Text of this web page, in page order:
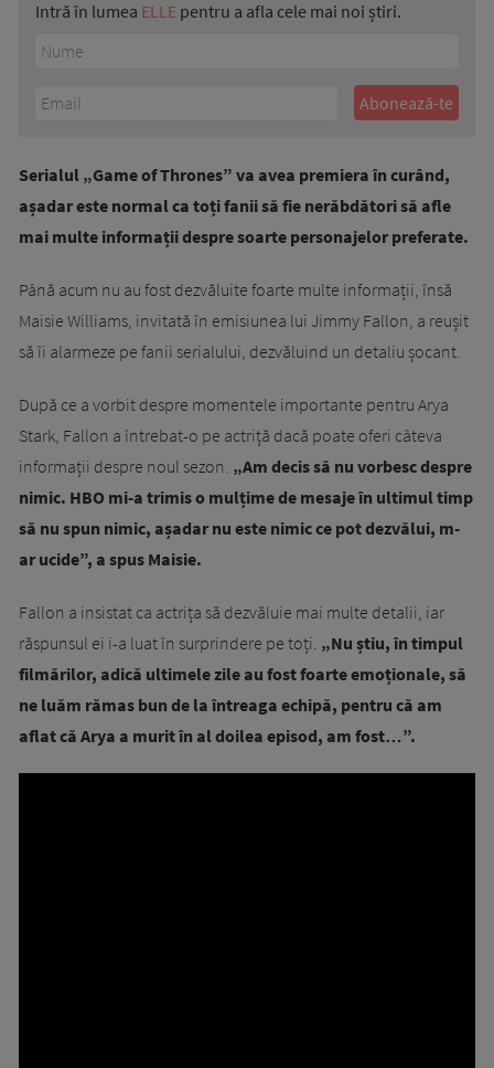
Intră în lumea ELLE pentru a afla cele mai noi știri.
Serialul „Game of Thrones” va avea premiera în curând,
așadar este normal ca toți fanii să fie nerăbdători să afle
mai multe informații despre soarte personajelor preferate.
Până acum nu au fost dezvăluite foarte multe informații, însă
Maisie Williams, invitată în emisiunea lui Jimmy Fallon, a reușit
să îi alarmeze pe fanii serialului, dezvăluind un detaliu șocant.
După ce a vorbit despre momentele importante pentru Arya
Stark, Fallon a întrebat-o pe actriță dacă poate oferi câteva
informații despre noul sezon. „Am decis să nu vorbesc despre
nimic. HBO mi-a trimis o mulțime de mesaje în ultimul timp
să nu spun nimic, așadar nu este nimic ce pot dezvălui, m-
ar ucide”, a spus Maisie.
Fallon a insistat ca actrița să dezvăluie mai multe detalii, iar
răspunsul ei i-a luat în surprindere pe toți. „Nu știu, în timpul
filmărilor, adică ultimele zile au fost foarte emoționale, să
ne luăm rămas bun de la întreaga echipă, pentru că am
aflat că Arya a murit în al doilea episod, am fost…”.